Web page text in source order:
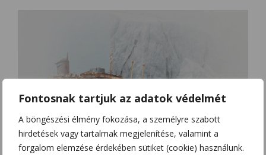
Fontosnak tartjuk az adatok védelmét
A böngészési élmény fokozása, a személyre szabott
hirdetések vagy tartalmak megjelenítése, valamint a
forgalom elemzése érdekében sütiket (cookie) használunk.